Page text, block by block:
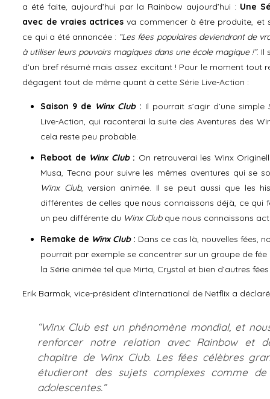
a été faite, aujourd’hui par la Rainbow aujourd’hui : Une
avec de vraies actricesva commencer à être produite, et
ce qui a été annoncée : “Les fées populaires deviendront de
à utiliser leurs pouvoirs magiques dans une école magique !”. Il
d’un bref résumé mais assez excitant ! Pour le moment tout
dégagent tout de même quant à cette Série Live-Action :
Saison 9 de Winx Club: Il pourrait s’agir d’une
Live-Action, qui raconterai la suite des Aventures des
cela reste peu probable.
Reboot de Winx Club: On retrouverai les Winx
Musa, Tecna pour suivre les mêmes aventures qui se
Winx Club, version animée. Il se peut aussi que les
différentes de celles que nous connaissons déjà, ce qui
un peu différente du Winx Clubque nous connaissons
Remake de Winx Club: Dans ce cas là, nouvelles fées,
pourrait par exemple se concentrer sur un groupe de
la Série animée tel que Mirta, Crystal et bien d’autres
Erik Barmak, vice-président d’International de Netflix a
“Winx Club est un phénomène mondial, et
renforcer notre relation avec Rainbow et
chapitre de Winx Club. Les fées célèbres
étudieront des sujets complexes comme de
adolescentes.”